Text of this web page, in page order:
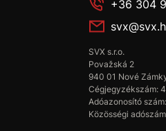
+36 304
SVX s.r.o.
Považská 2
940 01 Nové
Cégjegyzékszám:
Adóazonosító
Közösségi